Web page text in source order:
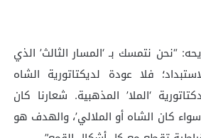
“نحن نتمسك بـ ‘المسار الثالث’ الذي
فلا عودة لديكتاتورية الشاه
‘الملا’ المذهبية. شعارنا كان
كان الشاه أو الملالي’، والهدف هو